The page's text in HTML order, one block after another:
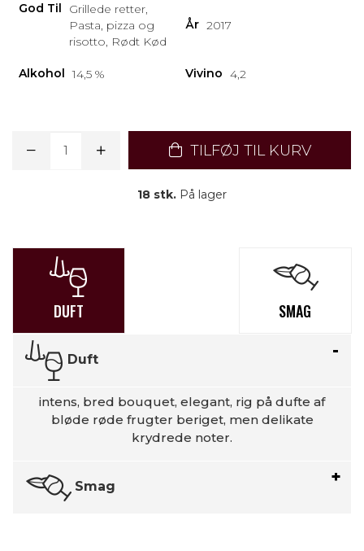
God Til
Grillede retter,
Pasta, pizza og
risotto, Rødt Kød
År 2017
Alkohol 14,5 % Vivino 4,2
TILFØJ TIL KURV
18 stk. På lager
DUFT SMAG
Duft
intens, bred bouquet, elegant, rig på dufte af
bløde røde frugter beriget, men delikate
krydrede noter.
Smag